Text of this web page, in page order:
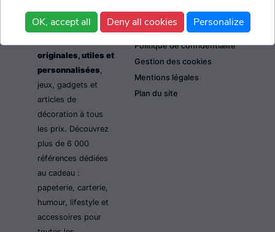
boutique
spécialisée dans
originales, utiles et
personnalisées,
jeux, gadgets et
articles de
décoration à tous
les prix. Découvrez
plus de 6 000
références dédiées
au cadeau :
papeterie, carterie,
humour, lifestyle et
accessoires pour
Conditions générales de
Politique de confidentialité
Gestion des cookies
Mentions légales
Plan du site
OK, accept all Deny all cookies Personalize